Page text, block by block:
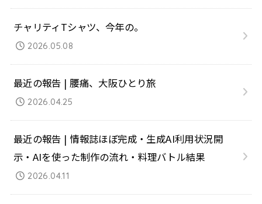
チャリティTシャツ、今年の。
2026.05.08
最近の報告 | 腰痛、大阪ひとり旅
2026.04.25
最近の報告 | 情報誌ほぼ完成・生成AI利用状況開
示・AIを使った制作の流れ・料理バトル結果
2026.04.11